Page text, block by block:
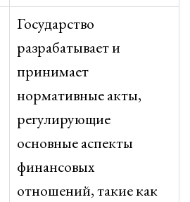
Государство
разрабатывает и
принимает
нормативные акты,
регулирующие
основные аспекты
финансовых
отношений, такие как